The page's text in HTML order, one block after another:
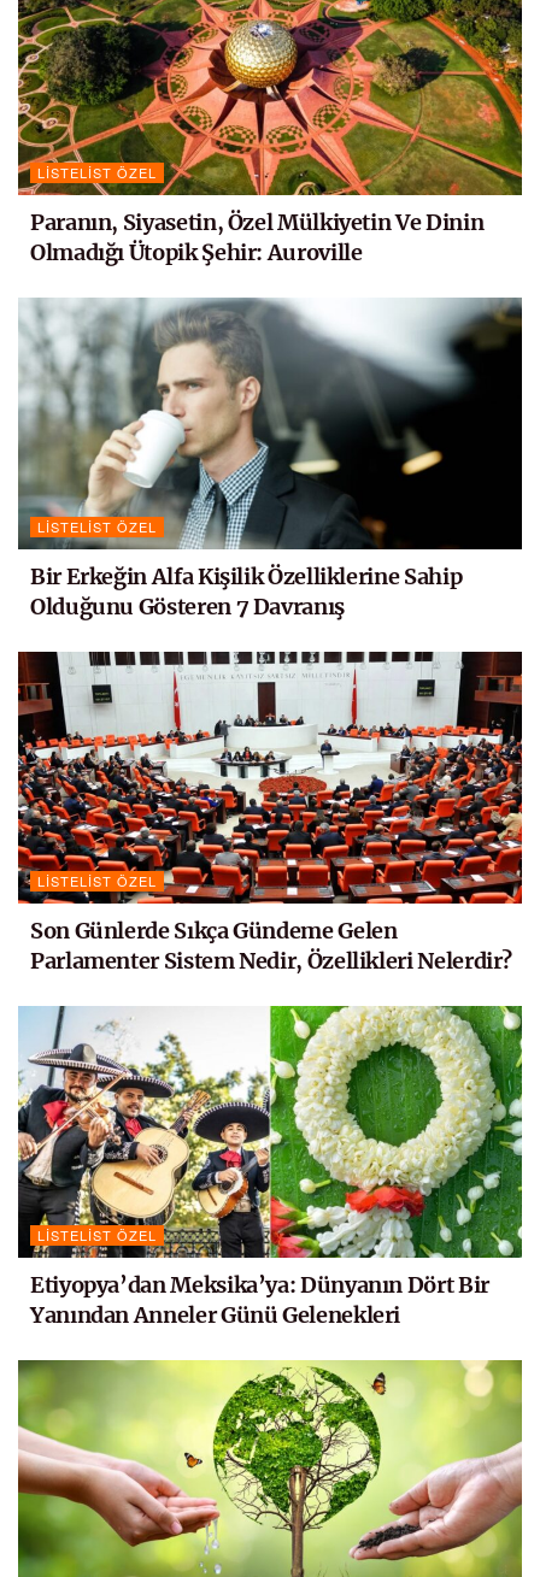
LISTELIST ÖZEL
Paranın, Siyasetin, Özel Mülkiyetin Ve Dinin
Olmadığı Ütopik Şehir: Auroville
LISTELIST ÖZEL
Bir Erkeğin Alfa Kişilik Özelliklerine Sahip
Olduğunu Gösteren 7 Davranış
LISTELIST ÖZEL
Son Günlerde Sıkça Gündeme Gelen
Parlamenter Sistem Nedir, Özellikleri Nelerdir?
LISTELIST ÖZEL
Etiyopya’dan Meksika’ya: Dünyanın Dört Bir
Yanından Anneler Günü Gelenekleri